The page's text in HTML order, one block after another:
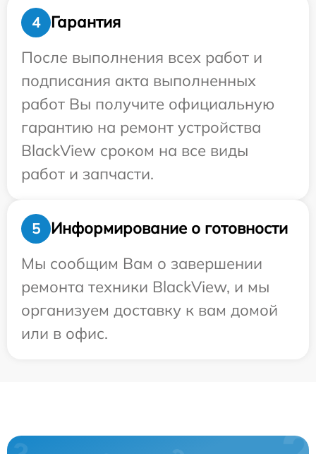
4
Гарантия
После выполнения всех работ и
подписания акта выполненных
работ Вы получите официальную
гарантию на ремонт устройства
BlackView сроком на все виды
работ и запчасти.
5
Информирование о готовности
Мы сообщим Вам о завершении
ремонта техники BlackView, и мы
организуем доставку к вам домой
или в офис.